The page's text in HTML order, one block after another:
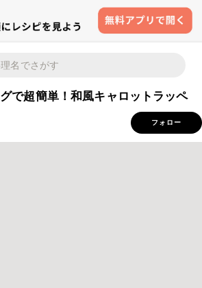
で超簡単！和風キャロットラッペ
フォロー